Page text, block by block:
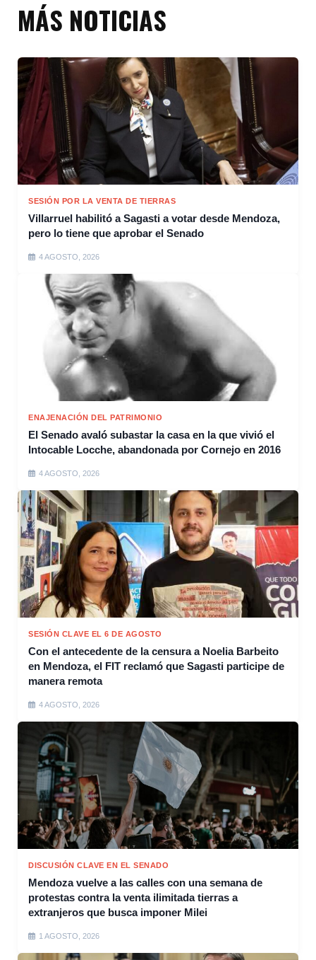
MÁS NOTICIAS
SESIÓN POR LA VENTA DE TIERRAS
Villarruel habilitó a Sagasti a votar desde Mendoza,
pero lo tiene que aprobar el Senado
4 AGOSTO, 2026
ENAJENACIÓN DEL PATRIMONIO
El Senado avaló subastar la casa en la que vivió el
Intocable Locche, abandonada por Cornejo en 2016
4 AGOSTO, 2026
SESIÓN CLAVE EL 6 DE AGOSTO
Con el antecedente de la censura a Noelia Barbeito
en Mendoza, el FIT reclamó que Sagasti participe de
manera remota
4 AGOSTO, 2026
DISCUSIÓN CLAVE EN EL SENADO
Mendoza vuelve a las calles con una semana de
protestas contra la venta ilimitada tierras a
extranjeros que busca imponer Milei
1 AGOSTO, 2026